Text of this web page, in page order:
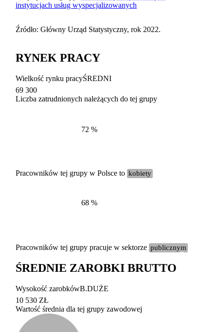
instytucjach usług wyspecjalizowanych
Źródło: Główny Urząd Statystyczny, rok 2022.
RYNEK PRACY
Etykieta
duży
100-200 tysięcy
Wielkość rynku pracyŚREDNI
69 300
Liczba zatrudnionych należących do tej grupy
72 %
Pracowników tej grupy w Polsce to kobiety
68 %
Pracowników tej grupy pracuje w sektorze publicznym
ŚREDNIE ZAROBKI BRUTTO
Wysokość zarobkówB.DUŻE
10 530 ZŁ
Wartość średnia dla tej grupy zawodowej